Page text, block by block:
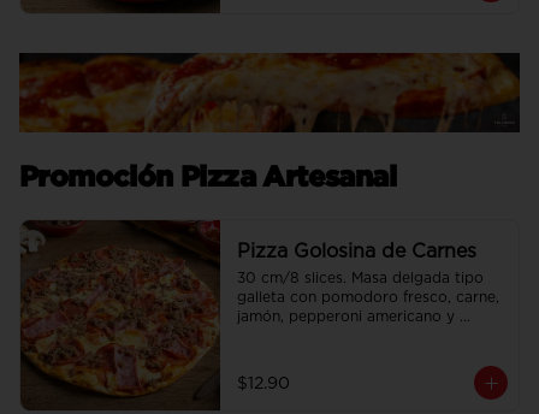
Promoción Pizza Artesanal
Pizza Golosina de Carnes
30 cm/8 slices. Masa delgada tipo
galleta con pomodoro fresco, carne,
jamón, pepperoni americano y
$12.90